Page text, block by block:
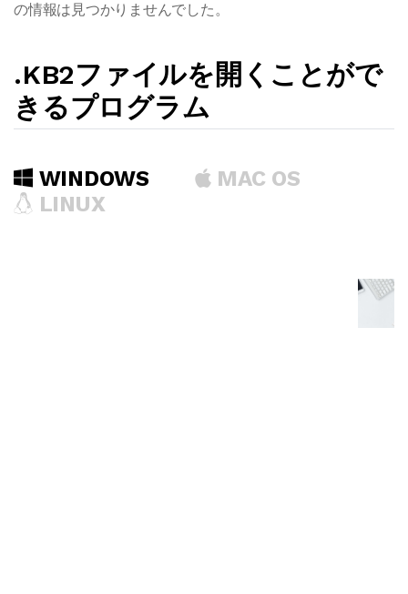
の情報は見つかりませんでした。
.KB2ファイルを開くことがで
きるプログラム
WINDOWS
MAC OS
LINUX